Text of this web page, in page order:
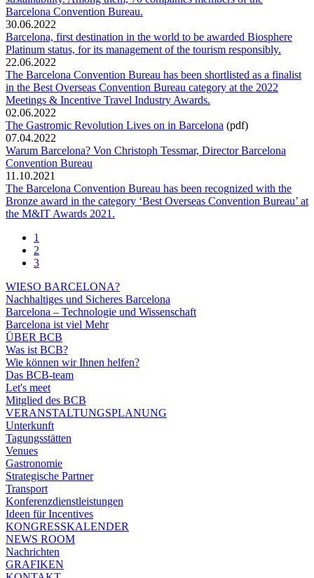
Barcelona Convention Bureau.
30.06.2022
Barcelona, first destination in the world to be awarded Biosphere
Platinum status, for its management of the tourism responsibly.
22.06.2022
The Barcelona Convention Bureau has been shortlisted as a finalist
in the Best Overseas Convention Bureau category at the 2022
Meetings & Incentive Travel Industry Awards.
02.06.2022
The Gastromic Revolution Lives on in Barcelona (pdf)
07.04.2022
Warum Barcelona? Von Christoph Tessmar, Director Barcelona
Convention Bureau
11.10.2021
The Barcelona Convention Bureau has been recognized with the
Bronze award in the category ‘Best Overseas Convention Bureau’ at
the M&IT Awards 2021.
1
2
3
WIESO BARCELONA?
Nachhaltiges und Sicheres Barcelona
Barcelona – Technologie und Wissenschaft
Barcelona ist viel Mehr
ÜBER BCB
Was ist BCB?
Wie können wir Ihnen helfen?
Das BCB-team
Let's meet
Mitglied des BCB
VERANSTALTUNGSPLANUNG
Unterkunft
Tagungsstätten
Venues
Gastronomie
Strategische Partner
Transport
Konferenzdienstleistungen
Ideen für Incentives
KONGRESSKALENDER
NEWS ROOM
Nachrichten
GRAFIKEN